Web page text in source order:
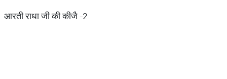
आरती राधा जी की कीजै -2